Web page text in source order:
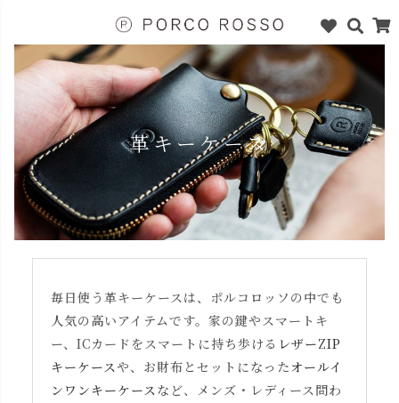
革キーケース
毎日使う革キーケースは、ポルコロッソの中でも
人気の高いアイテムです。家の鍵やスマートキ
ー、ICカードをスマートに持ち歩ける レザーZIP
キーケースや、お財布とセットになったオールイ
ンワンキーケースなど、メンズ・レディース問わ